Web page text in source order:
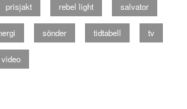
prisjakt rebel light salvator
sönder tidtabell tv
video